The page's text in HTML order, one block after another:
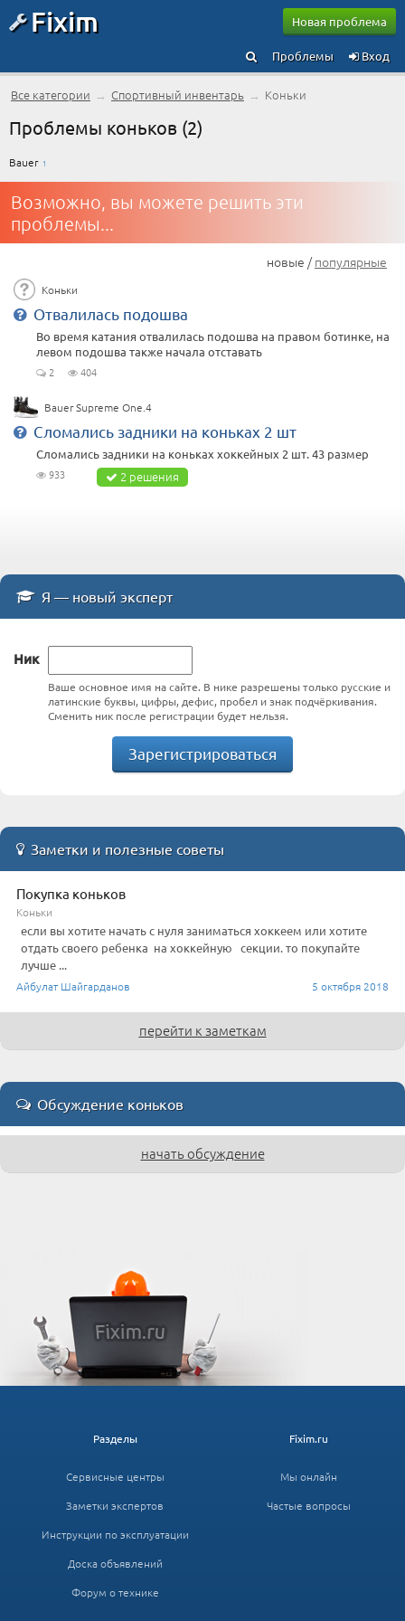
Fixim Новая проблема
Вход
Проблемы
Все категории → Спортивный инвентарь → Коньки
Проблемы коньков (2)
Bauer 1
Возможно, вы можете решить эти
проблемы...
новые /популярные
Коньки
Отвалилась подошва
Во время катания отвалилась подошва на правом ботинке, на
левом подошва также начала отставать
2 404
Bauer Supreme One.4
Сломались задники на коньках 2 шт
Сломались задники на коньках хоккейных 2 шт. 43 размер
933 2 решения
Я — новый эксперт
Ник
Ваше основное имя на сайте. В нике разрешены только русские и
латинские буквы, цифры, дефис, пробел и знак подчёркивания.
Сменить ник после регистрации будет нельзя.
Зарегистрироваться
Заметки и полезные советы
Покупка коньков
Коньки
если вы хотите начать с нуля заниматься хоккеем или хотите
отдать своего ребенка на хоккейную секции. то покупайте
лучше ...
Айбулат Шайгарданов 5 октября 2018
перейти к заметкам
Обсуждение коньков
начать обсуждение
Fixim.ru
Мы онлайн
Частые вопросы
Разделы
Сервисные центры
Заметки экспертов
Инструкции по эксплуатации
Доска объявлений
Форум о технике